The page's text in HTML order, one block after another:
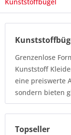
Grenzenlose
Kunststoff
eine preiswerte
sondern bieten
Topseller